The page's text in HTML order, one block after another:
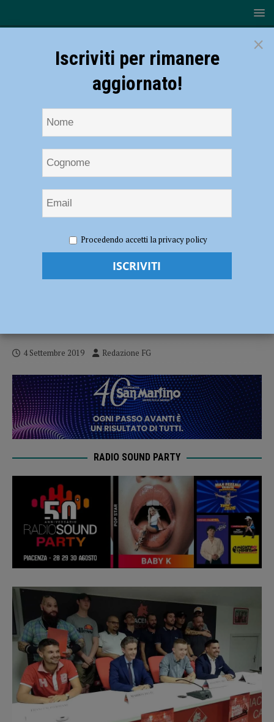
“Bianc & Russ” per celebrare la memoria di Marco Reboli. Il 6
settembre al Garilli – AUDIO
Una festa “Bianc & Russ” per celebrare la
4 Settembre 2019 Redazione FG
RADIO SOUND PARTY
×
Iscriviti per rimanere
aggiornato!
Procedendo accetti la privacy policy